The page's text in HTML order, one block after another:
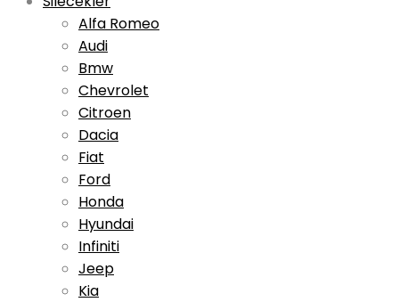
Alfa Romeo
Audi
Bmw
Chevrolet
Citroen
Dacia
Fiat
Ford
Honda
Hyundai
Infiniti
Jeep
Kia